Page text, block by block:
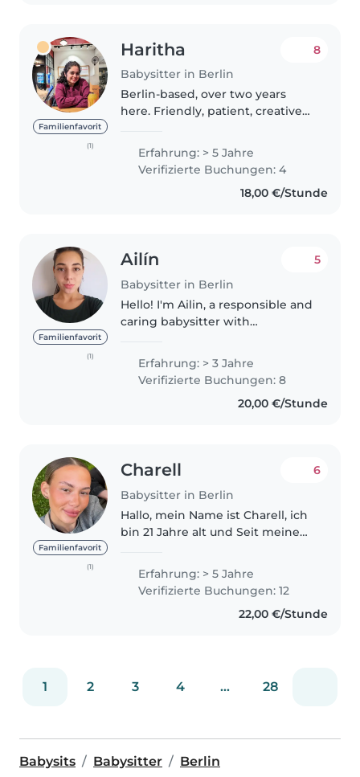
Familienfavorit
(1)
Haritha
Babysitter in Berlin
8
Berlin-based, over two years
here. Friendly, patient, creative
experience (0-13 years). Love arts
& crafts, homework help, and
outdoor play. Reliable and..
Erfahrung: > 5 Jahre
Verifizierte Buchungen: 4
18,00 €/Stunde
Familienfavorit
(1)
Ailín
Babysitter in Berlin
5
Hello! I'm Ailin, a responsible and
caring babysitter with
children aged 2 to 8. I enjoy
creating a safe, calm and fun
environment, supporting daily
Erfahrung: > 3 Jahre
Verifizierte Buchungen: 8
20,00 €/Stunde
Familienfavorit
(1)
Charell
Babysitter in Berlin
6
Hallo, mein Name ist Charell, ich
bin 21 Jahre alt und Seit meinem
regelmäßig als Babysitterin mit
Kindern im Alter von 4 Monaten
bis 7 Jahren und konnte..
Erfahrung: > 5 Jahre
Verifizierte Buchungen: 12
22,00 €/Stunde
1 2 3 4 ... 28
Babysits Babysitter Berlin